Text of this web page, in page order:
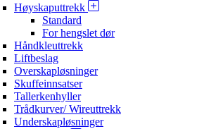
Høyskaputtrekk
Standard
For hengslet dør
Håndkleuttrekk
Liftbeslag
Overskapløsninger
Skuffeinnsatser
Tallerkenhyller
Trådkurver/ Wireuttrekk
Underskapløsninger